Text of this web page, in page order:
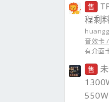
售
程剩
音效卡
有介面
售